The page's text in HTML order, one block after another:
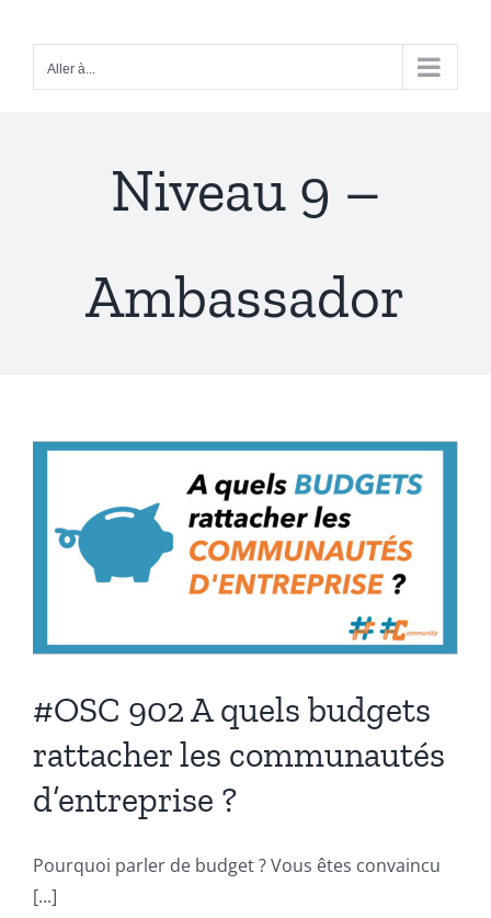
contenuAller à...
Niveau 9 –
Ambassador
#OSC 902 A quels budgets
rattacher les communautés
d’entreprise ?
Pourquoi parler de budget ? Vous êtes convaincu
[...]